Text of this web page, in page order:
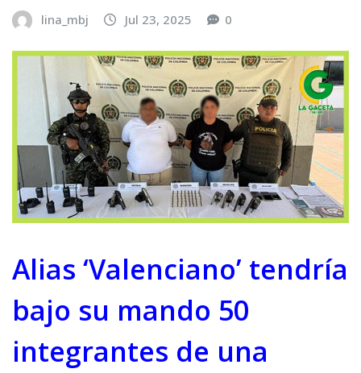
lina_mbj Jul 23, 2025 0
Alias ‘Valenciano’ tendría
bajo su mando 50
integrantes de una